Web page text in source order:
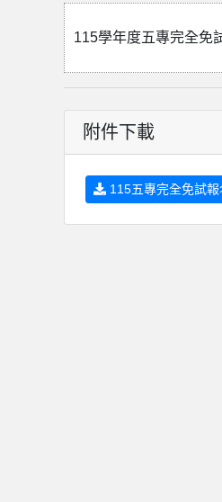
115學年度五專完全免
附件下載
115五專完全免試